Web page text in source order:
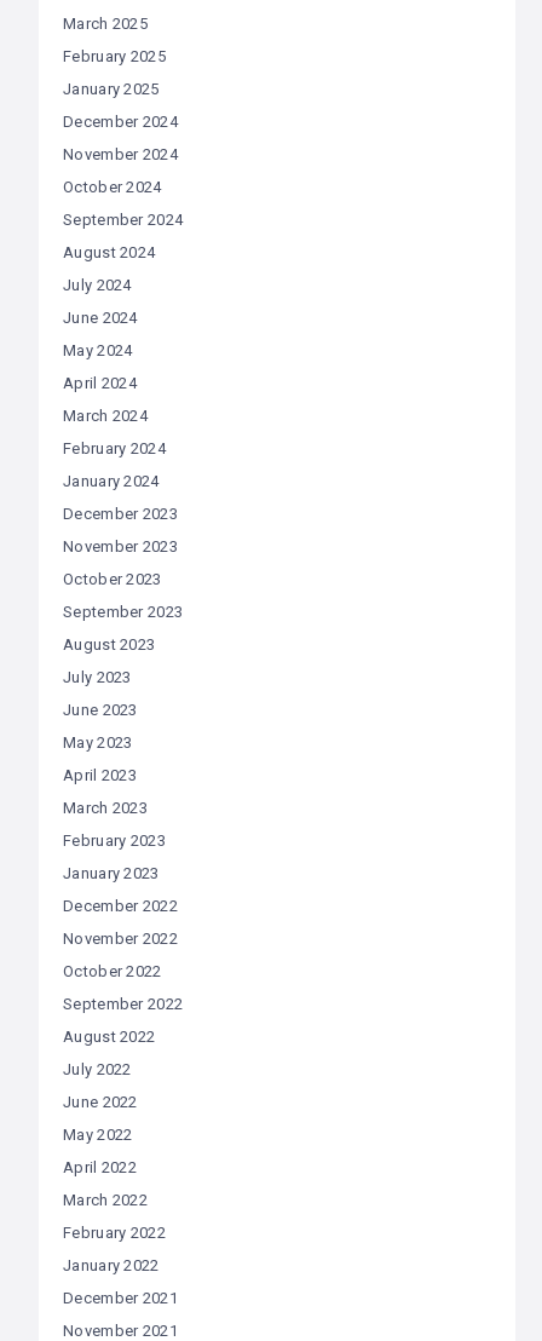
March 2025
February 2025
January 2025
December 2024
November 2024
October 2024
September 2024
August 2024
July 2024
June 2024
May 2024
April 2024
March 2024
February 2024
January 2024
December 2023
November 2023
October 2023
September 2023
August 2023
July 2023
June 2023
May 2023
April 2023
March 2023
February 2023
January 2023
December 2022
November 2022
October 2022
September 2022
August 2022
July 2022
June 2022
May 2022
April 2022
March 2022
February 2022
January 2022
December 2021
November 2021